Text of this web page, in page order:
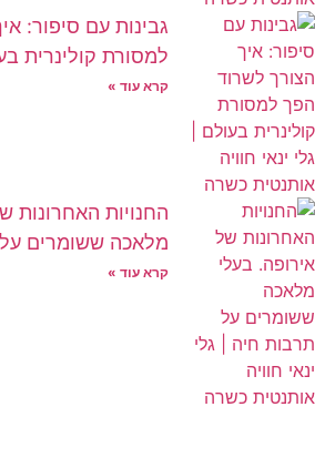
גבינות עם סיפור:
למסורת קולינרית
קרא עוד »
החנויות האחרונות
מלאכה ששומרים
קרא עוד »